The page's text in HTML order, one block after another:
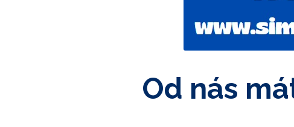
Od nás